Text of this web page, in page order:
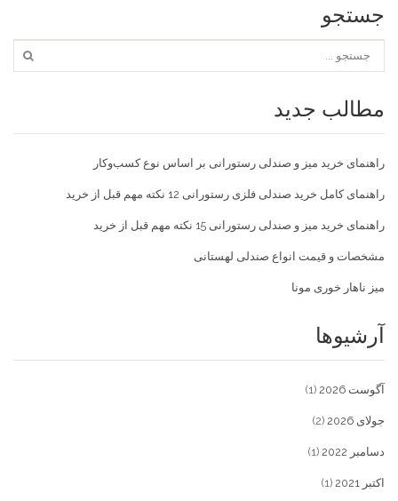
جستجو
مطالب جدید
راهنمای خرید میز و صندلی رستورانی بر اساس نوع کسب‌و‌کار
راهنمای کامل خرید صندلی فلزی رستورانی 12 نکته مهم قبل از خرید
راهنمای خرید میز و صندلی رستورانی 15 نکته مهم قبل از خرید
مشخصات و قیمت انواع صندلی لهستانی
میز ناهار خوری مونا
آرشیوها
آگوست 2026 (1)
جولای 2026 (2)
دسامبر 2022 (1)
اکتبر 2021 (1)